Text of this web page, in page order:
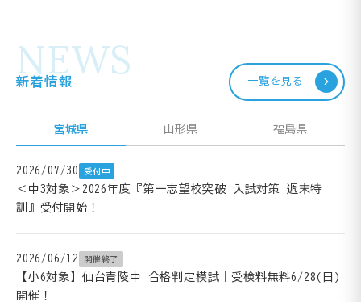
NEWS
新着情報 一覧を見る
宮城県 山形県 福島県
2026/07/30 受付中
＜中3対象＞2026年度『第一志望校突破 入試対策 週末特
訓』受付開始！
2026/06/12 開催終了
【小6対象】仙台青陵中 合格判定模試｜受検料無料6/28(日)
開催！